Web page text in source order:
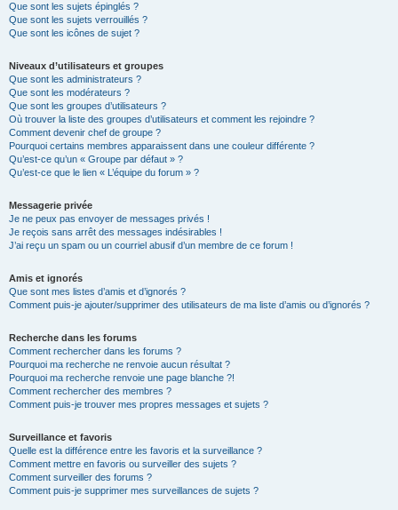
Que sont les sujets épinglés ?
Que sont les sujets verrouillés ?
Que sont les icônes de sujet ?
Niveaux d’utilisateurs et groupes
Que sont les administrateurs ?
Que sont les modérateurs ?
Que sont les groupes d’utilisateurs ?
Où trouver la liste des groupes d’utilisateurs et comment les rejoindre ?
Comment devenir chef de groupe ?
Pourquoi certains membres apparaissent dans une couleur différente ?
Qu’est-ce qu’un « Groupe par défaut » ?
Qu’est-ce que le lien « L’équipe du forum » ?
Messagerie privée
Je ne peux pas envoyer de messages privés !
Je reçois sans arrêt des messages indésirables !
J’ai reçu un spam ou un courriel abusif d’un membre de ce forum !
Amis et ignorés
Que sont mes listes d’amis et d’ignorés ?
Comment puis-je ajouter/supprimer des utilisateurs de ma liste d’amis ou d’ignorés ?
Recherche dans les forums
Comment rechercher dans les forums ?
Pourquoi ma recherche ne renvoie aucun résultat ?
Pourquoi ma recherche renvoie une page blanche ?!
Comment rechercher des membres ?
Comment puis-je trouver mes propres messages et sujets ?
Surveillance et favoris
Quelle est la différence entre les favoris et la surveillance ?
Comment mettre en favoris ou surveiller des sujets ?
Comment surveiller des forums ?
Comment puis-je supprimer mes surveillances de sujets ?